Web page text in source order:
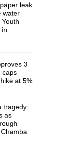
leak
water
Youth
in
3
caps
at 5%
tragedy:
as